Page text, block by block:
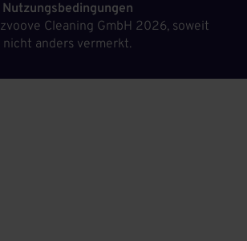
Nutzungsbedingungen
zvoove Cleaning GmbH 2026, soweit
nicht anders vermerkt.